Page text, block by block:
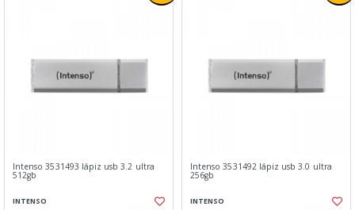
Intenso 3531493 lápiz usb 3.2 ultra
512gb
INTENSO
Intenso 3531492 lápiz usb 3.0 ultra
256gb
INTENSO